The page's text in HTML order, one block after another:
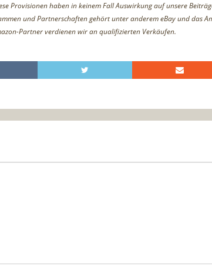
Provisionen haben in keinem Fall Auswirkung auf unsere
und Partnerschaften gehört unter anderem eBay und das
Partner verdienen wir an qualifizierten Verkäufen.